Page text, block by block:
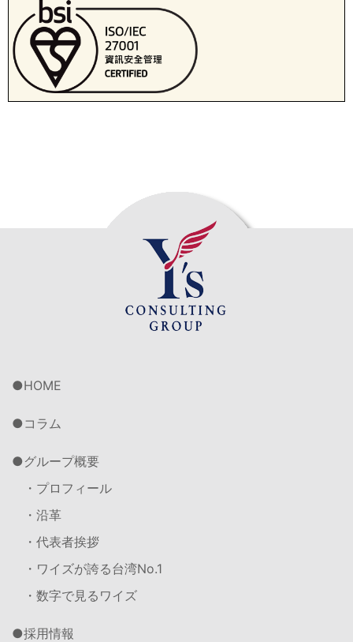
HOME
コラム
グループ概要
・プロフィール
・沿革
・代表者挨拶
・ワイズが誇る台湾No.1
・数字で見るワイズ
採用情報